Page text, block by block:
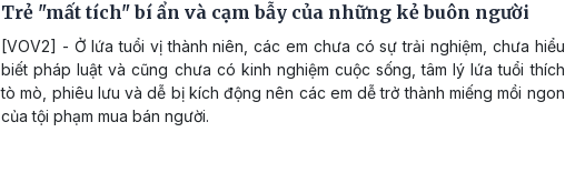
Trẻ "mất tích" bí ẩn và cạm bẫy của những kẻ buôn người
[VOV2] - Ở lứa tuổi vị thành niên, các em chưa có sự trải nghiệm, chưa hiểu
biết pháp luật và cũng chưa có kinh nghiệm cuộc sống, tâm lý lứa tuổi thích
tò mò, phiêu lưu và dễ bị kích động nên các em dễ trở thành miếng mồi ngon
của tội phạm mua bán người.